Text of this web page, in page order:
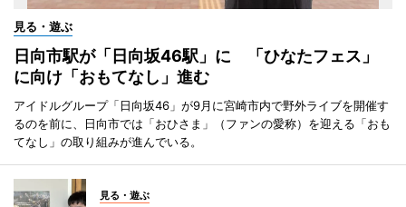
見る・遊ぶ
日向市駅が「日向坂46駅」に 「ひなたフェス」
に向け「おもてなし」進む
アイドルグループ「日向坂46」が9月に宮崎市内で野外ライブを開催す
るのを前に、日向市では「おひさま」（ファンの愛称）を迎える「おも
てなし」の取り組みが進んでいる。
見る・遊ぶ